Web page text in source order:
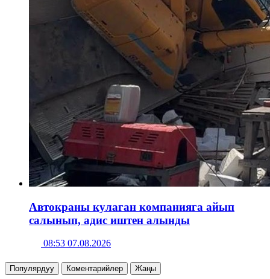
Автокраны кулаган компанияга айып
салынып, адис иштен алынды
08:53 07.08.2026
Популярдуу Коментарийлер Жаңы